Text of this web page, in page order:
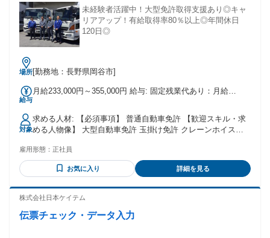
未経験者活躍中！大型免許取得支援あり◎キャ
リアアップ！有給取得率80％以上◎年間休日
120日◎
場所[勤務地：長野県岡谷市]
給与
月給233,000円～355,000円 給与: 固定残業代あり：月給
￥30,000（19時間相当分）を含む。19時間を超える残業代は
追加で支給する。 月給制：233,000円～355,000円 基本給：
198,000円～320,000円＋食事手当 5,000円 固定残業代：
30,000円 ※時間外労働時間の有無にかかわらず固定残業代と
については追加で支給する
対象
求める人材: 【必須事項】 普通自動車免許 【歓迎スキル・求
める人物像】 大型自動車免許 玉掛け免許 クレーンホイスト
れば、独自の資格取得支援制度を利用しその殆どを会社負担
にて免許取得可能
雇用形態： 正社員
お気に入り 詳細を見る
株式会社日本ケイテム
伝票チェック・データ入力